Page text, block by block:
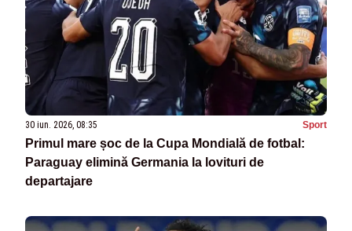
30 iun. 2026, 08:35 Sport
Primul mare șoc de la Cupa Mondială de fotbal:
Paraguay elimină Germania la lovituri de
departajare